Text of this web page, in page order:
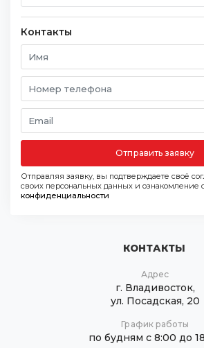
Контакты
Отправить заявку
Отправляя заявку, вы подтверждаете своё
своих персональных данных и ознакомление с
конфиденциальности
КОНТАКТЫ
Адрес
г. Владивосток,
ул. Посадская, 20
График работы
по будням с 8:00 до